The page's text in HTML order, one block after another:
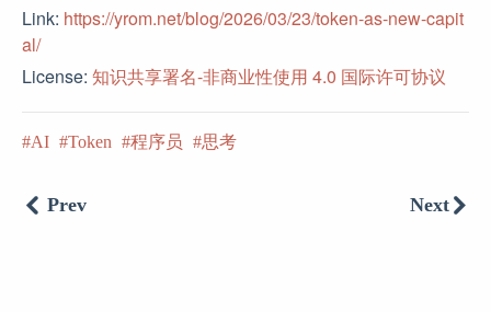
Link: https://yrom.net/blog/2026/03/23/token-as-new-capit
al/
License: 知识共享署名-非商业性使用 4.0 国际许可协议
AI Token 程序员 思考
Prev Next